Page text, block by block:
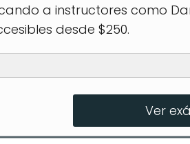
a instructores como
desde $250.
Ver